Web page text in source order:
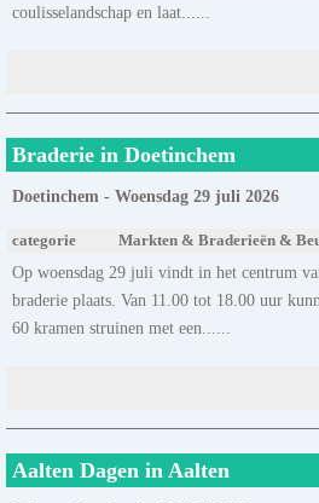
coulisselandschap en laat......
Braderie in Doetinchem
Doetinchem - Woensdag 29 juli 2026
categorie Markten & Braderieën &
Op woensdag 29 juli vindt in het centrum
braderie plaats. Van 11.00 tot 18.00 uur
60 kramen struinen met een......
Aalten Dagen in Aalten